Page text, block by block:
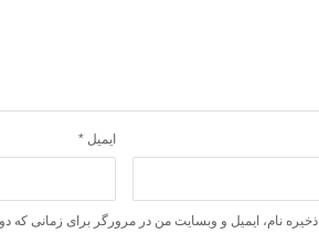
ایمیل *
ذخیره نام، ایمیل و وبسایت من در مرورگر برای زمانی که